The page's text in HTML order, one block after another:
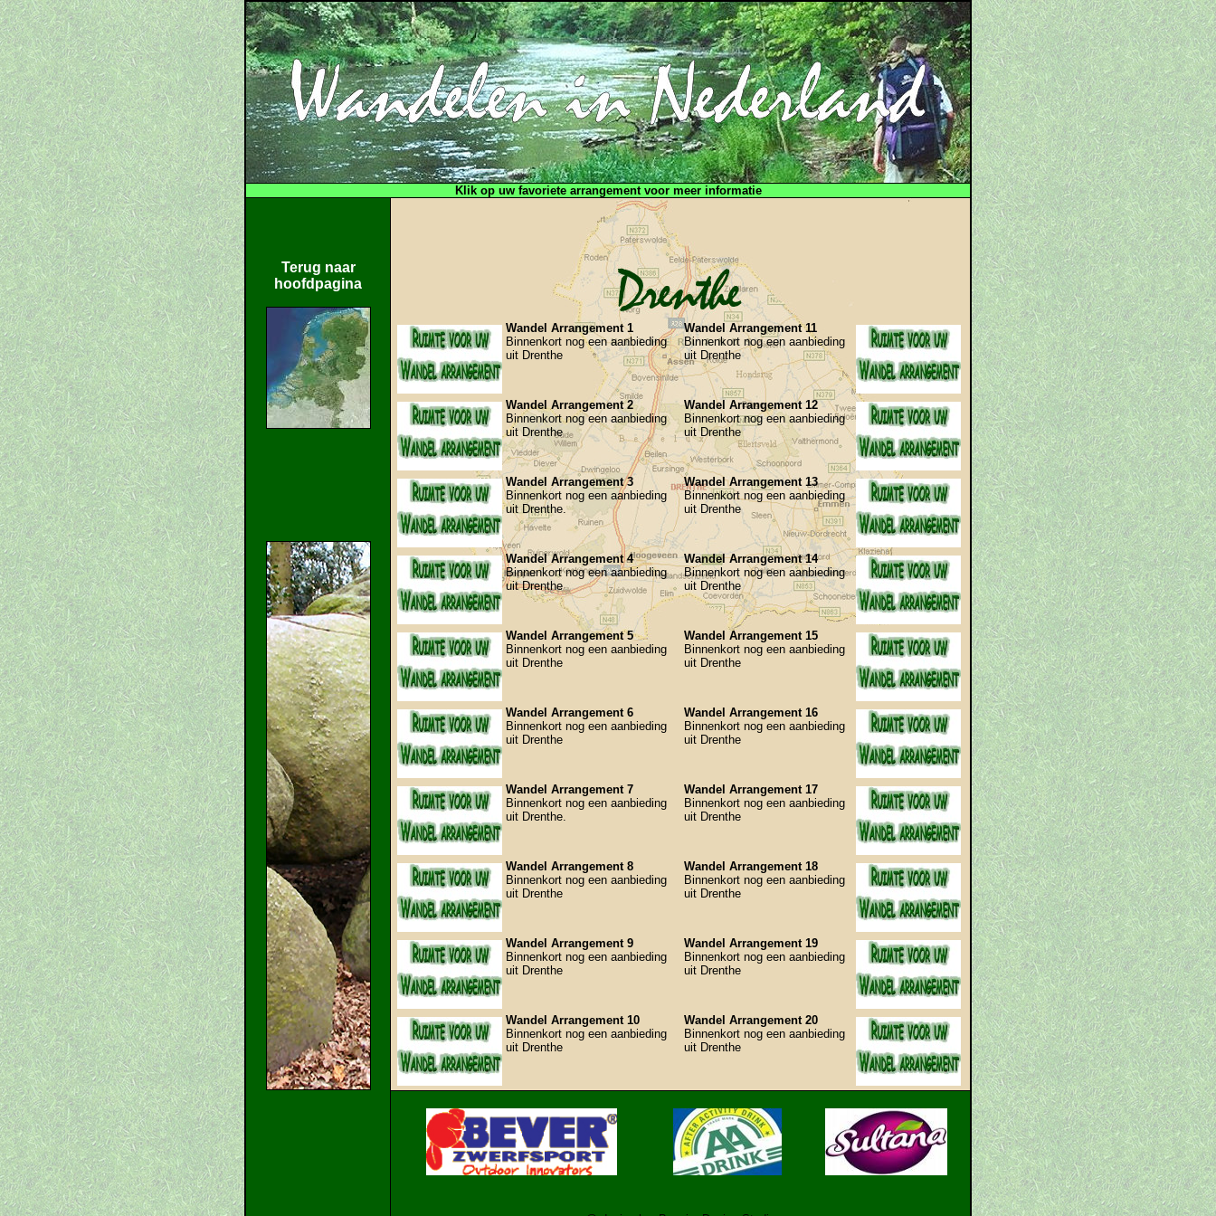
Klik op uw favoriete arrangement voor meer informatie
Terug naar
hoofdpagina
Wandel Arrangement 1
Binnenkort nog een aanbieding
uit Drenthe
Wandel Arrangement 11
Binnenkort nog een aanbieding
uit Drenthe
Wandel Arrangement 2
Binnenkort nog een aanbieding
uit Drenthe
Wandel Arrangement 12
Binnenkort nog een aanbieding
uit Drenthe
Wandel Arrangement 3
Binnenkort nog een aanbieding
uit Drenthe.
Wandel Arrangement 13
Binnenkort nog een aanbieding
uit Drenthe
Wandel Arrangement 4
Binnenkort nog een aanbieding
uit Drenthe
Wandel Arrangement 14
Binnenkort nog een aanbieding
uit Drenthe
Wandel Arrangement 5
Binnenkort nog een aanbieding
uit Drenthe
Wandel Arrangement 15
Binnenkort nog een aanbieding
uit Drenthe
Wandel Arrangement 6
Binnenkort nog een aanbieding
uit Drenthe
Wandel Arrangement 16
Binnenkort nog een aanbieding
uit Drenthe
Wandel Arrangement 7
Binnenkort nog een aanbieding
uit Drenthe.
Wandel Arrangement 17
Binnenkort nog een aanbieding
uit Drenthe
Wandel Arrangement 8
Binnenkort nog een aanbieding
uit Drenthe
Wandel Arrangement 18
Binnenkort nog een aanbieding
uit Drenthe
Wandel Arrangement 9
Binnenkort nog een aanbieding
uit Drenthe
Wandel Arrangement 19
Binnenkort nog een aanbieding
uit Drenthe
Wandel Arrangement 10
Binnenkort nog een aanbieding
uit Drenthe
Wandel Arrangement 20
Binnenkort nog een aanbieding
uit Drenthe